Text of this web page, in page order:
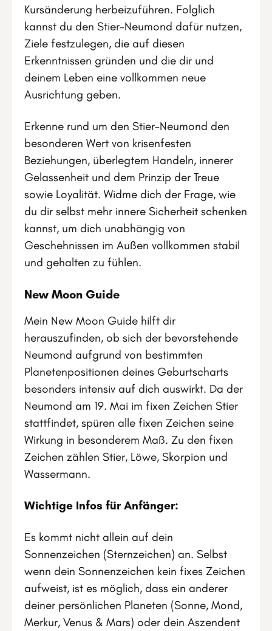
Kursänderung herbeizuführen. Folglich
kannst du den Stier-Neumond dafür nutzen,
Ziele festzulegen, die auf diesen
Erkenntnissen gründen und die dir und
deinem Leben eine vollkommen neue
Ausrichtung geben.
Erkenne rund um den Stier-Neumond den
besonderen Wert von krisenfesten
Beziehungen, überlegtem Handeln, innerer
Gelassenheit und dem Prinzip der Treue
sowie Loyalität. Widme dich der Frage, wie
du dir selbst mehr innere Sicherheit schenken
kannst, um dich unabhängig von
Geschehnissen im Außen vollkommen stabil
und gehalten zu fühlen.
New Moon Guide
Mein New Moon Guide hilft dir
herauszufinden, ob sich der bevorstehende
Neumond aufgrund von bestimmten
Planetenpositionen deines Geburtscharts
besonders intensiv auf dich auswirkt. Da der
Neumond am 19. Mai im fixen Zeichen Stier
stattfindet, spüren alle fixen Zeichen seine
Wirkung in besonderem Maß. Zu den fixen
Zeichen zählen Stier, Löwe, Skorpion und
Wassermann.
Wichtige Infos für Anfänger:
Es kommt nicht allein auf dein
Sonnenzeichen (Sternzeichen) an. Selbst
wenn dein Sonnenzeichen kein fixes Zeichen
aufweist, ist es möglich, dass ein anderer
deiner persönlichen Planeten (Sonne, Mond,
Merkur, Venus & Mars) oder dein Aszendent